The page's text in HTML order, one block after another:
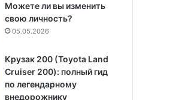
Можете ли вы изменить
свою личность?
05.05.2026
Крузак 200 (Toyota Land
Cruiser 200): полный гид
по легендарному
внедорожнику